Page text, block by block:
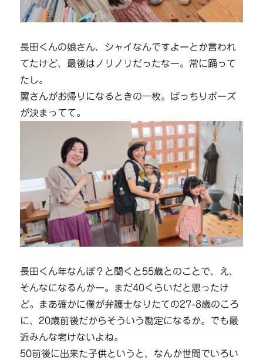
長田くんの娘さん、シャイなんですよーとか言われ
てたけど、最後はノリノリだったなー。常に踊って
たし。
翼さんがお帰りになるときの一枚。ばっちりボーズ
が決まってて。
長田くん年なんぼ？と聞くと55歳とのことで、え、
そんなになるんかー。まだ40くらいだと思ったけ
ど。まあ確かに僕が弁護士なりたての27-8歳のころ
に、20歳前後だからそういう勘定になるか。でも最
近みんな老けないよね。
50前後に出来た子供というと、なんか世間でいろい